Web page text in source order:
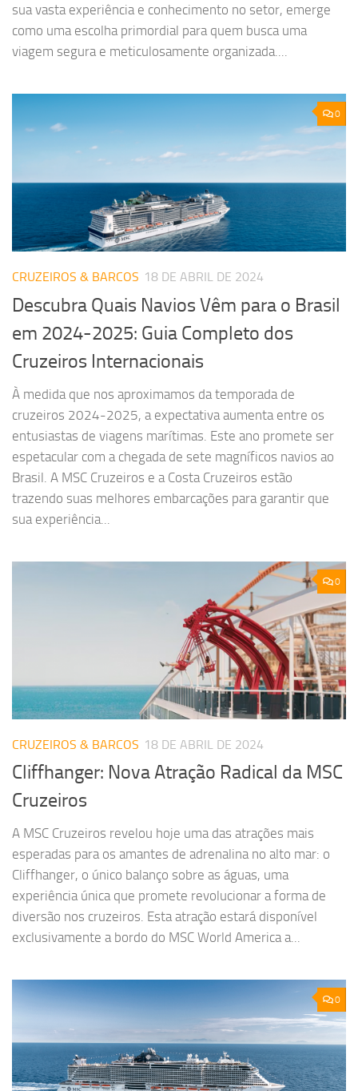
sua vasta experiência e conhecimento no setor, emerge
como uma escolha primordial para quem busca uma
viagem segura e meticulosamente organizada....
0
CRUZEIROS & BARCOS 18 DE ABRIL DE 2024
Descubra Quais Navios Vêm para o Brasil
em 2024-2025: Guia Completo dos
Cruzeiros Internacionais
À medida que nos aproximamos da temporada de
cruzeiros 2024-2025, a expectativa aumenta entre os
entusiastas de viagens marítimas. Este ano promete ser
espetacular com a chegada de sete magníficos navios ao
Brasil. A MSC Cruzeiros e a Costa Cruzeiros estão
trazendo suas melhores embarcações para garantir que
sua experiência...
0
CRUZEIROS & BARCOS 18 DE ABRIL DE 2024
Cliffhanger: Nova Atração Radical da MSC
Cruzeiros
A MSC Cruzeiros revelou hoje uma das atrações mais
esperadas para os amantes de adrenalina no alto mar: o
Cliffhanger, o único balanço sobre as águas, uma
experiência única que promete revolucionar a forma de
diversão nos cruzeiros. Esta atração estará disponível
exclusivamente a bordo do MSC World America a...
0